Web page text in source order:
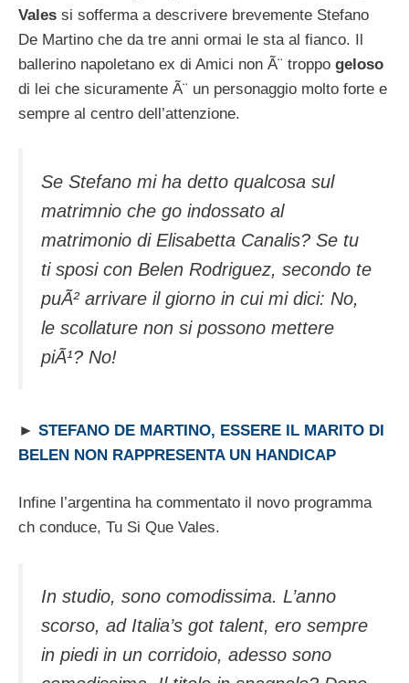
Vales si sofferma a descrivere brevemente Stefano
De Martino che da tre anni ormai le sta al fianco. Il
ballerino napoletano ex di Amici non Ã¨ troppo geloso
di lei che sicuramente Ã¨ un personaggio molto forte e
sempre al centro dell’attenzione.
Se Stefano mi ha detto qualcosa sul
matrimnio che go indossato al
matrimonio di Elisabetta Canalis? Se tu
ti sposi con Belen Rodriguez, secondo te
puÃ² arrivare il giorno in cui mi dici: No,
le scollature non si possono mettere
piÃ¹? No!
► STEFANO DE MARTINO, ESSERE IL MARITO DI
BELEN NON RAPPRESENTA UN HANDICAP
Infine l’argentina ha commentato il novo programma
ch conduce, Tu Si Que Vales.
In studio, sono comodissima. L’anno
scorso, ad Italia’s got talent, ero sempre
in piedi in un corridoio, adesso sono